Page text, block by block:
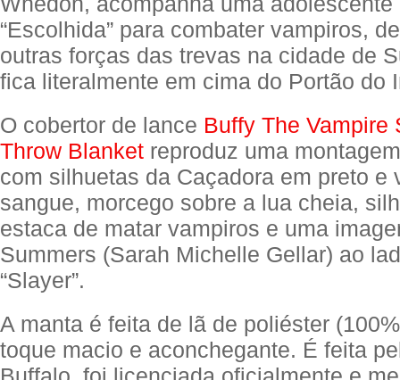
“Escolhida” para combater vampiros,
outras forças das trevas na cidade de
fica literalmente em cima do Portão do
O cobertor de lance Buffy The Vampire
Throw Blanket reproduz uma
com silhuetas da Caçadora em preto e
sangue, morcego sobre a lua cheia,
estaca de matar vampiros e uma
Summers (Sarah Michelle Gellar) ao
“Slayer”.
A manta é feita de lã de poliéster
toque macio e aconchegante. É feita